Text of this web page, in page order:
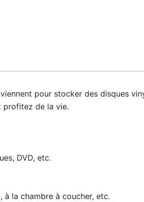
pour stocker des disques
de la vie.
DVD, etc.
à la chambre à coucher, etc.